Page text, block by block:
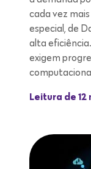
cada vez
especial, de
alta
exigem
Leitura de 12